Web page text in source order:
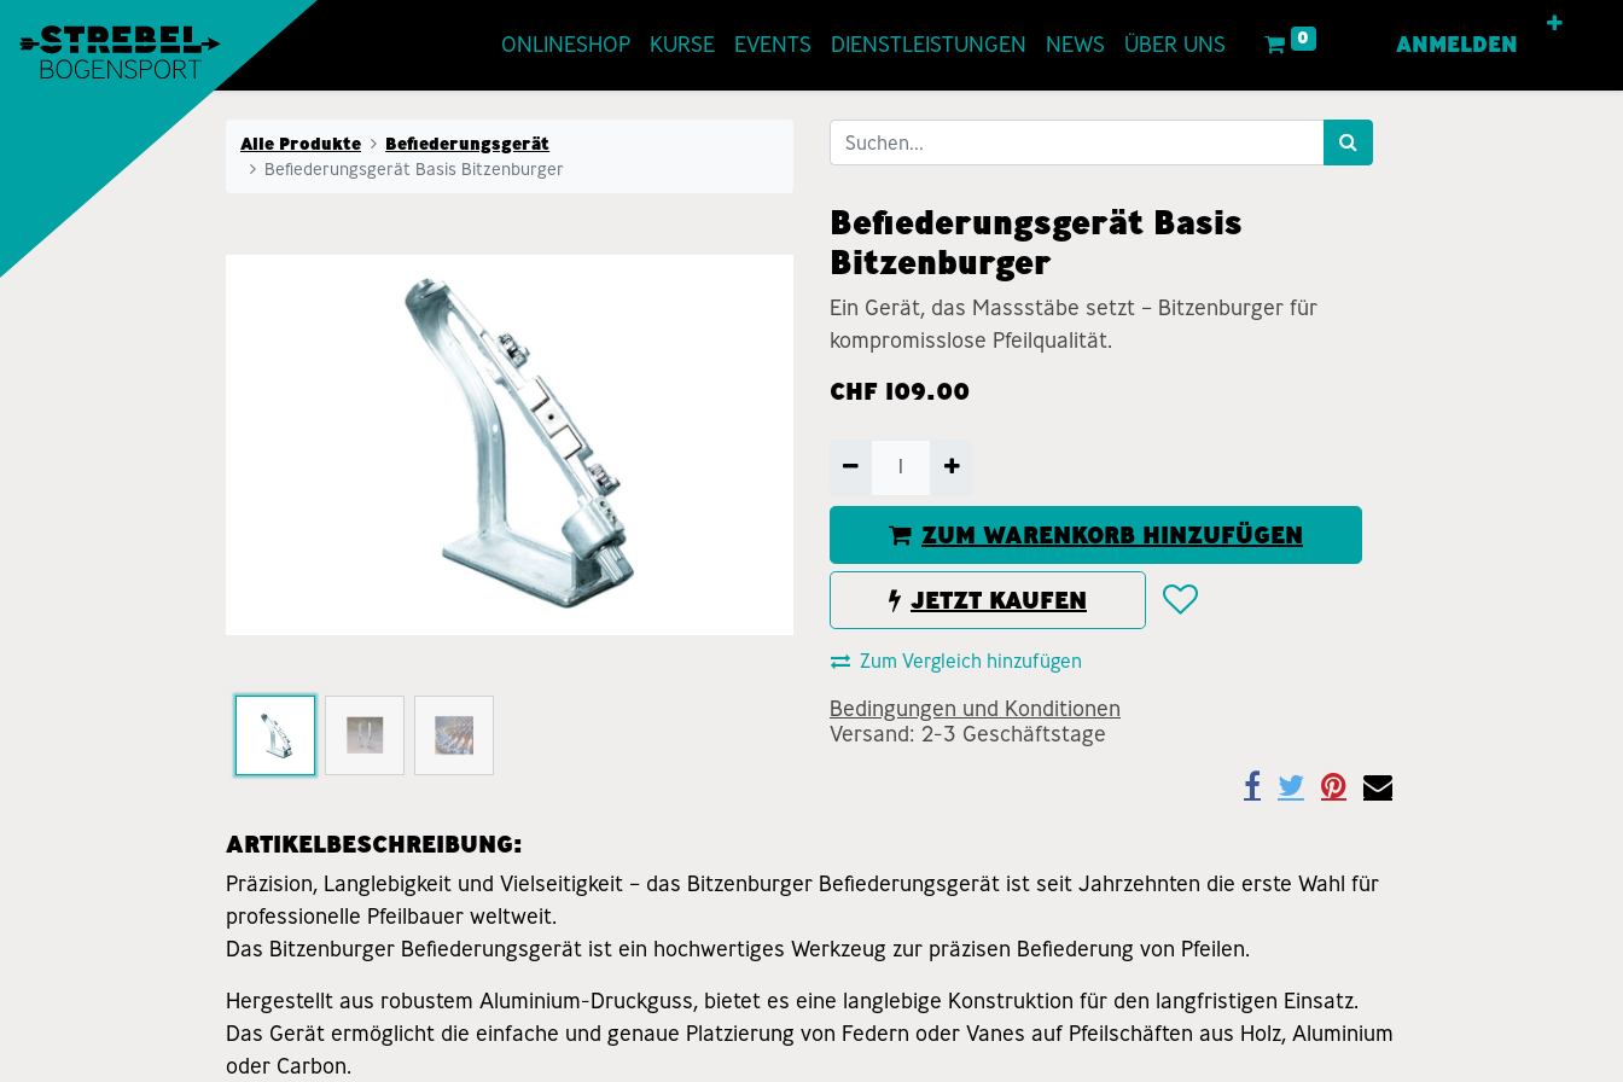
ONLINESHOP KURSE EVENTS DIENSTLEISTUNGEN NEWS ÜBER UNS 0 ANMELDEN
Alle Produkte
Befiederungsgerät
Befiederungsgerät Basis Bitzenburger
Befiederungsgerät Basis
Bitzenburger
Ein Gerät, das Massstäbe setzt – Bitzenburger für
kompromisslose Pfeilqualität.
CHF 109.00
ZUM WARENKORB HINZUFÜGEN
JETZT KAUFEN
Zum Vergleich hinzufügen
Bedingungen und Konditionen
Versand: 2-3 Geschäftstage
ARTIKELBESCHREIBUNG:
Präzision, Langlebigkeit und Vielseitigkeit – das Bitzenburger Befiederungsgerät ist seit Jahrzehnten die erste Wahl für
professionelle Pfeilbauer weltweit.
Das Bitzenburger Befiederungsgerät ist ein hochwertiges Werkzeug zur präzisen Befiederung von Pfeilen.
Hergestellt aus robustem Aluminium-Druckguss, bietet es eine langlebige Konstruktion für den langfristigen Einsatz.
Das Gerät ermöglicht die einfache und genaue Platzierung von Federn oder Vanes auf Pfeilschäften aus Holz, Aluminium
oder Carbon.